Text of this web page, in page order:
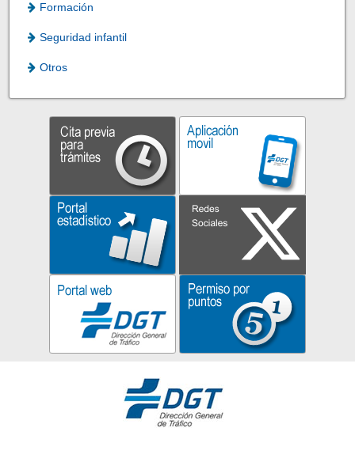
Formación
Seguridad infantil
Otros